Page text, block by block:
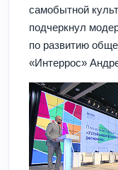
самобытной
подчеркнул
по развитию
«Интеррос»